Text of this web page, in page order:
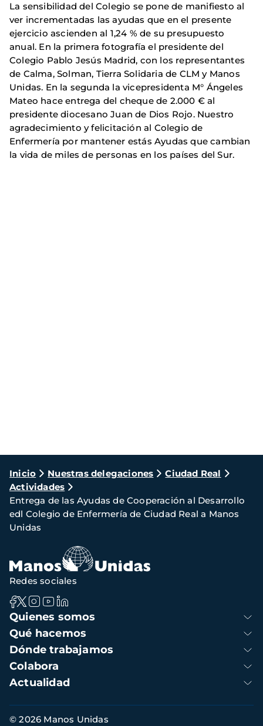
La sensibilidad del Colegio se pone de manifiesto al
ver incrementadas las ayudas que en el presente
ejercicio ascienden al 1,24 % de su presupuesto
anual. En la primera fotografía el presidente del
Colegio Pablo Jesús Madrid, con los representantes
de Calma, Solman, Tierra Solidaria de CLM y Manos
Unidas. En la segunda la vicepresidenta M° Ángeles
Mateo hace entrega del cheque de 2.000 € al
presidente diocesano Juan de Dios Rojo. Nuestro
agradecimiento y felicitación al Colegio de
Enfermería por mantener estás Ayudas que cambian
la vida de miles de personas en los países del Sur.
Ruta
de
navegación
Inicio Nuestras delegaciones
Ciudad Real
Actividades
Entrega de las Ayudas de Cooperación al Desarrollo
edl Colegio de Enfermería de Ciudad Real a Manos
Unidas
Navegación
principal
Quienes somos
Qué hacemos
Dónde trabajamos
Colabora
Actualidad
Redes sociales
Información
© 2026 Manos Unidas